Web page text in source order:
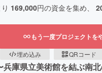
169,000円の資金を集め、
もう一度プロジェクトを
埋め込み QRコード
庫県立美術館を結ぶ南